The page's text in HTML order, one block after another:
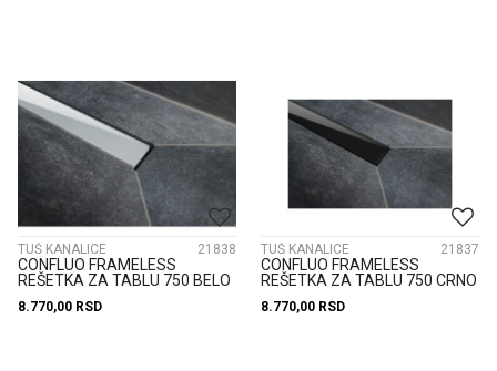
TUŠ KANALICE 21838
CONFLUO FRAMELESS
REŠETKA ZA TABLU 750 BELO
8.770,00 RSD
TUŠ KANALICE 21837
CONFLUO FRAMELESS
REŠETKA ZA TABLU 750 CRNO
8.770,00 RSD